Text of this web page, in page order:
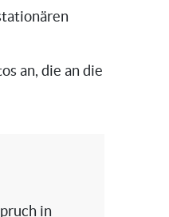
an, die an die
in